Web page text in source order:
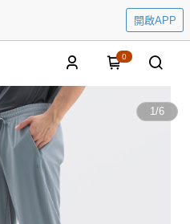
開啟APP
0
1/6